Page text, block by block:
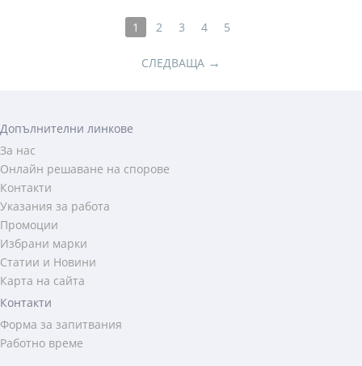
1 2 3 4 5
СЛЕДВАЩА →
Допълнителни линкове
За нас
Онлайн решаване на спорове
Контакти
Указания за работа
Промоции
Избрани марки
Статии и Новини
Карта на сайта
Контакти
Форма за запитвания
Работно време